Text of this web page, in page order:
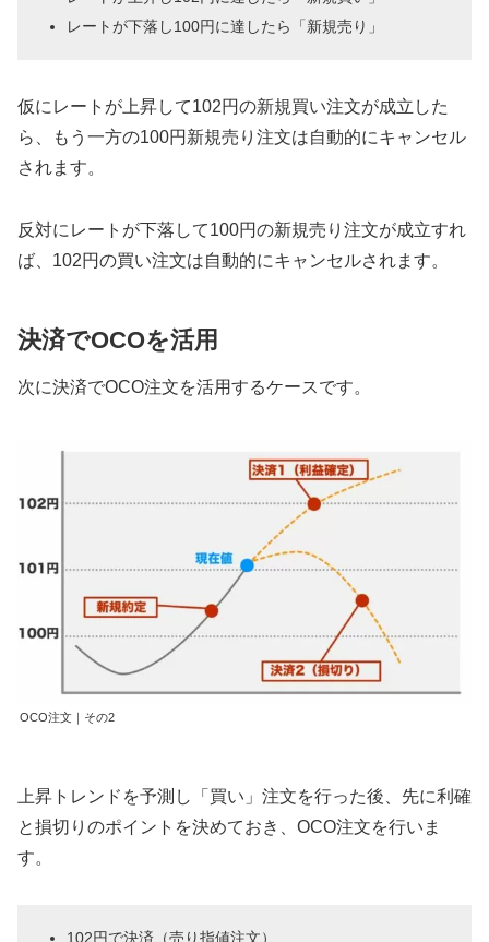
レートが下落し100円に達したら「新規売り」
仮にレートが上昇して102円の新規買い注文が成立した
ら、もう一方の100円新規売り注文は自動的にキャンセル
されます。
反対にレートが下落して100円の新規売り注文が成立すれ
ば、102円の買い注文は自動的にキャンセルされます。
決済でOCOを活用
次に決済でOCO注文を活用するケースです。
OCO注文｜その2
上昇トレンドを予測し「買い」注文を行った後、先に利確
と損切りのポイントを決めておき、OCO注文を行いま
す。
102円で決済（売り指値注文）